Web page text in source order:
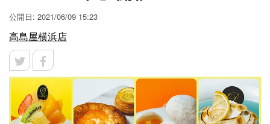
公開日: 2021/06/09 15:23
高島屋横浜店